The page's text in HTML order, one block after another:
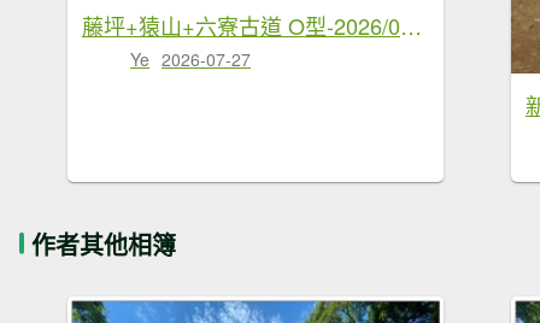
藤坪+猿山+六寮古道 O型-2026/07/26
Ye 2026-07-27
作者其他相簿